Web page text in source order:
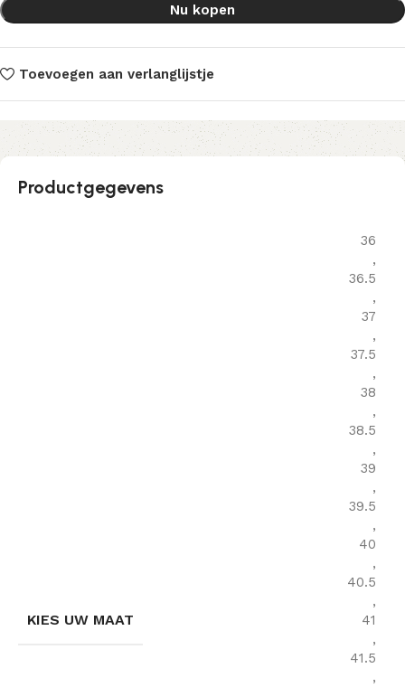
Nu kopen
Toevoegen aan verlanglijstje
Productgegevens
KIES UW MAAT
36
,
36.5
,
37
,
37.5
,
38
,
38.5
,
39
,
39.5
,
40
,
40.5
,
41
,
41.5
,